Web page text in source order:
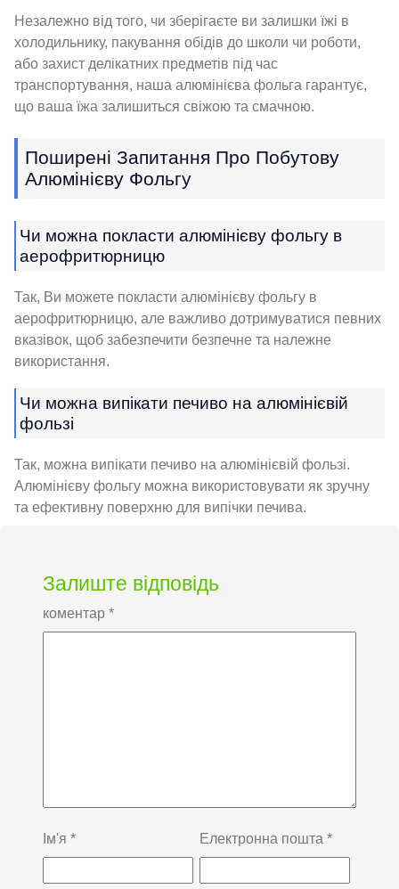
Незалежно від того, чи зберігаєте ви залишки їжі в
холодильнику, пакування обідів до школи чи роботи,
або захист делікатних предметів під час
транспортування, наша алюмінієва фольга гарантує,
що ваша їжа залишиться свіжою та смачною.
Поширені Запитання Про Побутову
Алюмінієву Фольгу
Чи можна покласти алюмінієву фольгу в
аерофритюрницю
Так, Ви можете покласти алюмінієву фольгу в
аерофритюрницю, але важливо дотримуватися певних
вказівок, щоб забезпечити безпечне та належне
використання.
Чи можна випікати печиво на алюмінієвій
фользі
Так, можна випікати печиво на алюмінієвій фользі.
Алюмінієву фольгу можна використовувати як зручну
та ефективну поверхню для випічки печива.
Залиште відповідь
коментар *
Ім'я * Електронна пошта *